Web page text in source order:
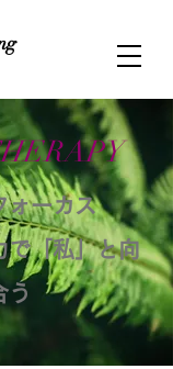
ォーカス
で「私」と向
う